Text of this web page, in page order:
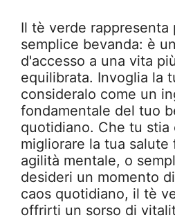
Il tè verde rappresenta
semplice bevanda: è
d'accesso a una vita
equilibrata. Invoglia la
consideralo come un
fondamentale del tuo
quotidiano. Che tu stia
migliorare la tua salute
agilità mentale, o
desideri un momento
caos quotidiano, il tè
offrirti un sorso di